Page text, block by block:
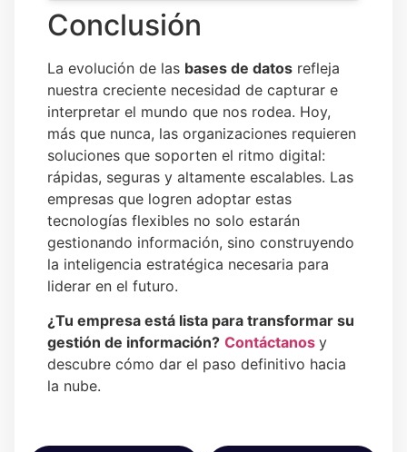
Conclusión
La evolución de las bases de datos refleja
nuestra creciente necesidad de capturar e
interpretar el mundo que nos rodea. Hoy,
más que nunca, las organizaciones requieren
soluciones que soporten el ritmo digital:
rápidas, seguras y altamente escalables. Las
empresas que logren adoptar estas
tecnologías flexibles no solo estarán
gestionando información, sino construyendo
la inteligencia estratégica necesaria para
liderar en el futuro.
¿Tu empresa está lista para transformar su
gestión de información? Contáctanos y
descubre cómo dar el paso definitivo hacia
la nube.